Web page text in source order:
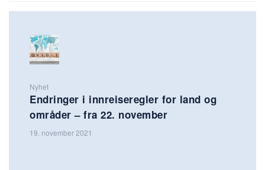
Nyhet
Endringer i innreiseregler for land og
områder – fra 22. november
19. november 2021